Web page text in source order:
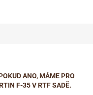
ANO, MÁME PRO
F-35 V RTF SADĚ.